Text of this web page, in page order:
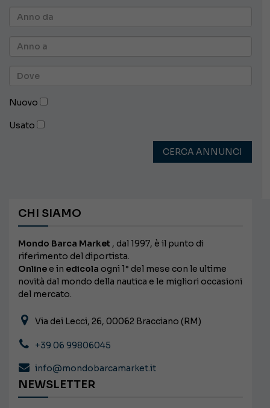
Nuovo
Usato
CERCA ANNUNCI
CHI SIAMO
Mondo Barca Market , dal 1997, è il punto di
riferimento del diportista.
Online e in edicola ogni 1° del mese con le ultime
novità dal mondo della nautica e le migliori occasioni
del mercato.
Via dei Lecci, 26, 00062 Bracciano (RM)
+39 06 99806045
info@mondobarcamarket.it
NEWSLETTER